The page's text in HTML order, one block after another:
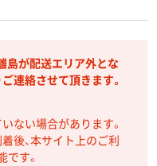
島が配送エリア外とな
連絡させて頂きます。
ない場合があります。
後、本サイト上のご利
す。